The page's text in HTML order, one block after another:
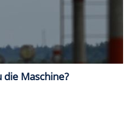
die Maschine?